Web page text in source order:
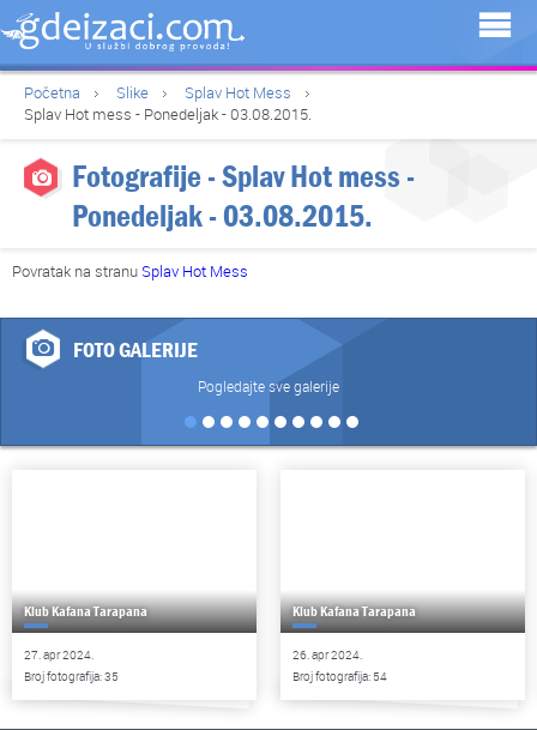
Početna Slike
Splav Hot Mess
Splav Hot mess - Ponedeljak - 03.08.2015.
Fotografije - Splav Hot mess -
Ponedeljak - 03.08.2015.
Povratak na stranu Splav Hot Mess
FOTO GALERIJE
Pogledajte sve galerije
Klub Kafana Tarapana
27. apr 2024.
Broj fotografija: 35
Klub Kafana Tarapana
26. apr 2024.
Broj fotografija: 54